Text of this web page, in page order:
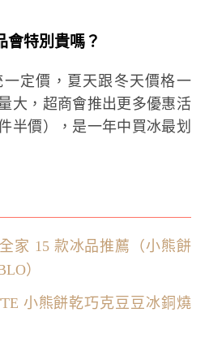
會特別貴嗎？
定價，夏天跟冬天價格一
大，超商會推出更多優惠活
半價），是一年中買冰最划
家 15 款冰品推薦（小熊餅
）
小熊餅乾巧克豆豆冰銅燒